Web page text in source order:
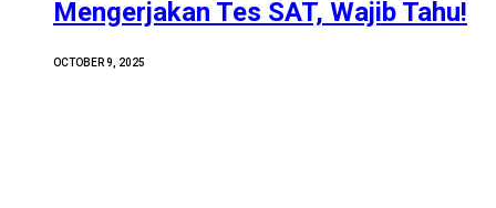
Mengerjakan Tes SAT, Wajib Tahu!
OCTOBER 9, 2025